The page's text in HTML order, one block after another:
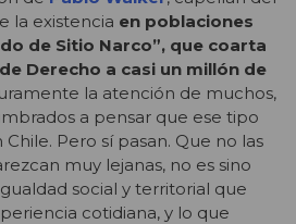
la existencia en poblaciones
de Sitio Narco”, que coarta
Derecho a casi un millón de
la atención de muchos,
a pensar que ese tipo
Pero sí pasan. Que no las
muy lejanas, no es sino
social y territorial que
cotidiana, y lo que